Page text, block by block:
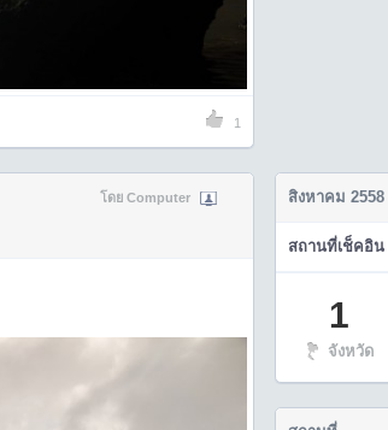
1
โดย Computer สิงหาคม 2558
สถานที่เช็คอิน
1
จังหวัด